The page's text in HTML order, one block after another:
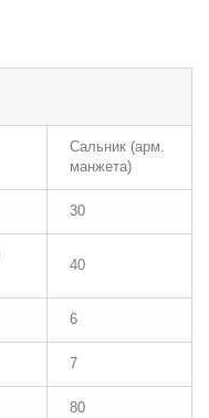
Сальник (арм.
манжета)
30
40
6
7
80